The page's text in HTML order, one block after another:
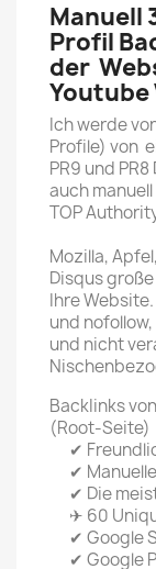
Manuell
Profil
der
Youtube
Ich werde
Profile) von
PR9 und
auch manuell
TOP
Mozilla,
Disqus
Ihre
und
und nicht
BackIinks
(Root-Seite)
✔
✔ Manuelle
✔ Die
✈ 60
✔ Google
✔ Google